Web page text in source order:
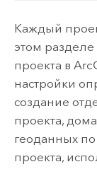
Каждый
этом
проекта в
настройки
создание
проекта,
геоданных
проекта,